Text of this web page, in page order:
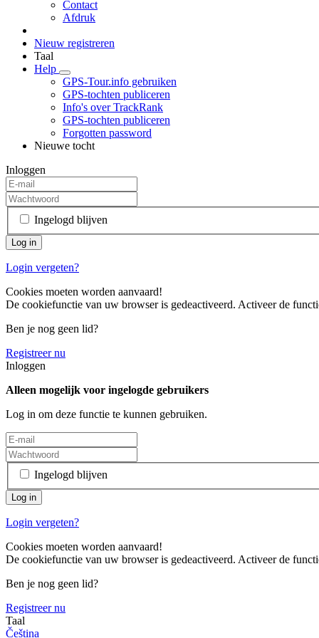
Contact
Afdruk
Nieuw registreren
Taal
Help
GPS-Tour.info gebruiken
GPS-tochten publiceren
Info's over TrackRank
GPS-tochten publiceren
Forgotten password
Nieuwe tocht
Inloggen
Ingelogd blijven
Login vergeten?
Cookies moeten worden aanvaard!
De cookiefunctie van uw browser is gedeactiveerd. Activeer de
Ben je nog geen lid?
Registreer nu
Inloggen
Alleen mogelijk voor ingelogde gebruikers
Log in om deze functie te kunnen gebruiken.
Ingelogd blijven
Login vergeten?
Cookies moeten worden aanvaard!
De cookiefunctie van uw browser is gedeactiveerd. Activeer de
Ben je nog geen lid?
Registreer nu
Taal
Čeština